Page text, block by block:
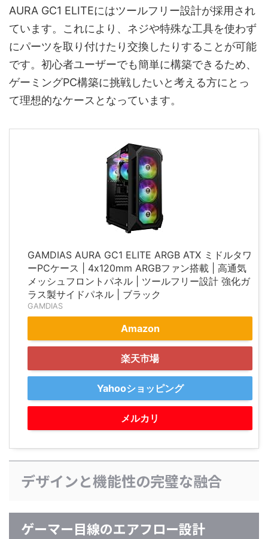
AURA GC1 ELITEにはツールフリー設計が採用され
ています。これにより、ネジや特殊な工具を使わず
にパーツを取り付けたり交換したりすることが可能
です。初心者ユーザーでも簡単に構築できるため、
ゲーミングPC構築に挑戦したいと考える方にとっ
て理想的なケースとなっています。
GAMDIAS AURA GC1 ELITE ARGB ATX ミドルタワ
ーPCケース | 4x120mm ARGBファン搭載 | 高通気
メッシュフロントパネル | ツールフリー設計 強化ガ
ラス製サイドパネル | ブラック
GAMDIAS
Amazon
楽天市場
Yahooショッピング
メルカリ
デザインと機能性の完璧な融合
ゲーマー目線のエアフロー設計